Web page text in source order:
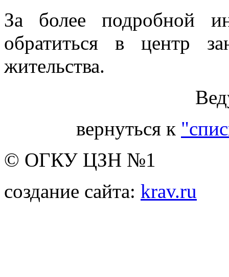
За более подробной
обратиться в центр
жительства.
вернуться к
© ОГКУ ЦЗН №1
создание сайта: krav.ru